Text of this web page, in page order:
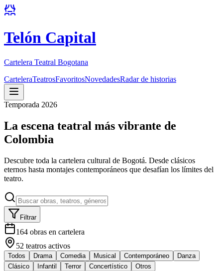
Telón Capital
Cartelera Teatral Bogotana
CarteleraTeatrosFavoritosNovedadesRadar de historias
Temporada 2026
La escena teatral más vibrante de
Colombia
Descubre toda la cartelera cultural de Bogotá. Desde clásicos
eternos hasta montajes contemporáneos que desafían los límites del
teatro.
Filtrar
164 obras en cartelera
52 teatros activos
Todos Drama Comedia Musical Contemporáneo
Danza
Clásico
Infantil Terror Concertístico Otros